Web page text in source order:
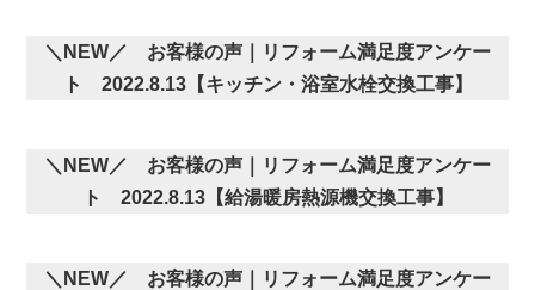
＼NEW／ お客様の声｜リフォーム満足度アンケー
ト 2022.8.13【キッチン・浴室水栓交換工事】
＼NEW／ お客様の声｜リフォーム満足度アンケー
ト 2022.8.13【給湯暖房熱源機交換工事】
＼NEW／ お客様の声｜リフォーム満足度アンケー